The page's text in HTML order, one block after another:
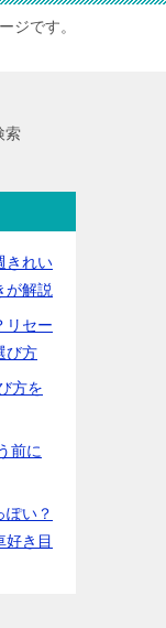
ジです。
索
きれい
が解説
リセー
び方
方を
前に
ぽい？
好き目